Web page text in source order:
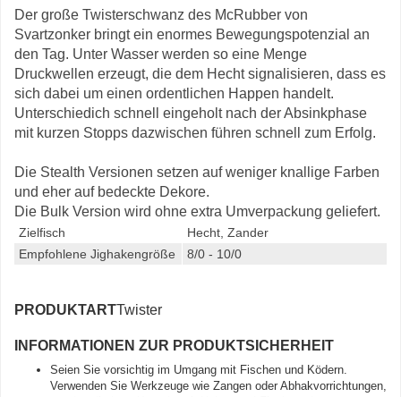
Der große Twisterschwanz des McRubber von
Svartzonker bringt ein enormes Bewegungspotenzial an
den Tag. Unter Wasser werden so eine Menge
Druckwellen erzeugt, die dem Hecht signalisieren, dass es
sich dabei um einen ordentlichen Happen handelt.
Unterschiedich schnell eingeholt nach der Absinkphase
mit kurzen Stopps dazwischen führen schnell zum Erfolg.
Die Stealth Versionen setzen auf weniger knallige Farben
und eher auf bedeckte Dekore.
Die Bulk Version wird ohne extra Umverpackung geliefert.
Zielfisch
Hecht, Zander
Empfohlene Jighakengröße
8/0 - 10/0
PRODUKTARTTwister
INFORMATIONEN ZUR PRODUKTSICHERHEIT
Seien Sie vorsichtig im Umgang mit Fischen und Ködern.
Verwenden Sie Werkzeuge wie Zangen oder Abhakvorrichtungen,